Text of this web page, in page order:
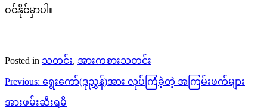
ဝင်နိုင်မှာပါ။
Posted in သတင်း, အားကစားသတင်း
Post
navigation
Previous: ရွေးကော်(ဒုညွှန်)အား လုပ်ကြံခဲ့တဲ့ အကြမ်းဖက်များ
အားဖမ်းဆီးရမိ